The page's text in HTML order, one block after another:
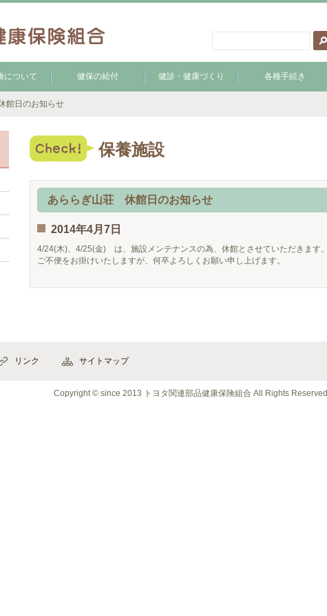
について 健保の給付 健診・健康づくり 各種手続き
館日のお知らせ
保養施設
あららぎ山荘 休館日のお知らせ
2014年4月7日
4/24(木)、4/25(金) は、施設メンテナンスの為、休館とさせていただきます。
ご不便をお掛けいたしますが、何卒よろしくお願い申し上げます。
リンク サイトマップ
Copyright © since 2013 トヨタ関連部品健康保険組合 All Rights Reserved